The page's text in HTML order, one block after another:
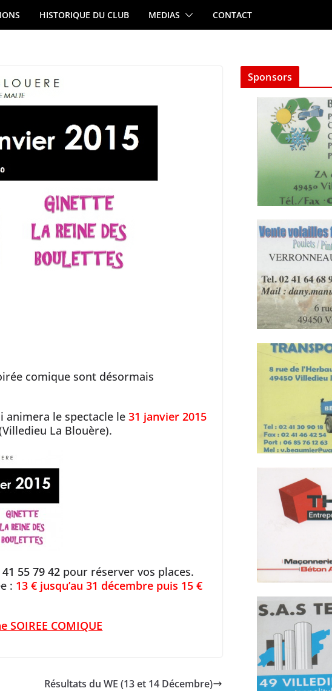
HISTORIQUE DU CLUB MEDIAS CONTACT
comique sont désormais
animera le spectacle le31 janvier 2015
La Blouère).
55 79 42 pour réserver vos places.
: 13 € jusqu’au 31 décembre puis 15 €
SOIREE COMIQUE
Résultats du WE (13 et 14 Décembre)
Sponsors